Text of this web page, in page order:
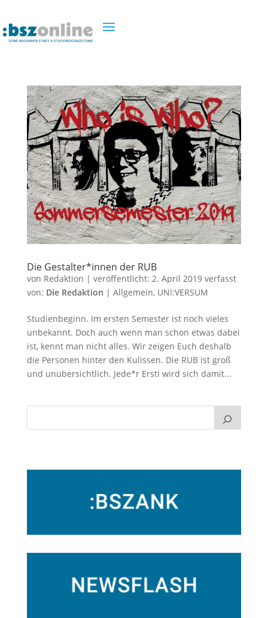
Die Gestalter*innen der RUB
von Redaktion | veröffentlicht: 2. April 2019verfasst
von: Die Redaktion | Allgemein, UNI:VERSUM
Studienbeginn. Im ersten Semester ist noch vieles
unbekannt. Doch auch wenn man schon etwas dabei
ist, kennt man nicht alles. Wir zeigen Euch deshalb
die Personen hinter den Kulissen. Die RUB ist groß
und unübersichtlich. Jede*r Ersti wird sich damit...